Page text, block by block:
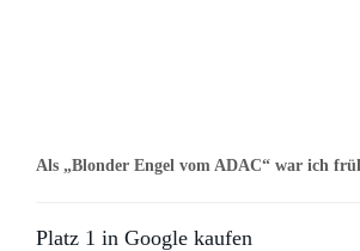
Als „Blonder Engel vom ADAC“ war ich
Platz 1 in Google kaufen